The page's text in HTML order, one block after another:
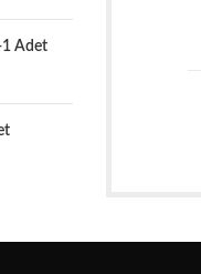
1 Adet